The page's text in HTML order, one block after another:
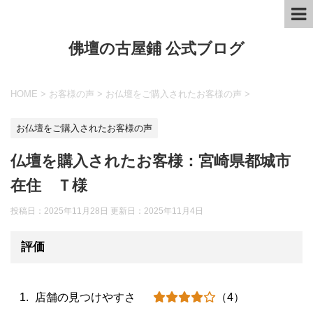
佛壇の古屋鋪 公式ブログ
HOME > お客様の声 > お仏壇をご購入されたお客様の声 >
お仏壇をご購入されたお客様の声
仏壇を購入されたお客様：宮崎県都城市
在住 Ｔ様
投稿日：2025年11月28日 更新日： 2025年11月4日
評価
店舗の見つけやすさ （4）